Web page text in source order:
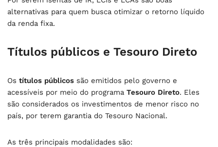
alternativas para quem busca otimizar o retorno líquido
da renda fixa.
Títulos públicos e Tesouro Direto
Os títulos públicos são emitidos pelo governo e
acessíveis por meio do programa Tesouro Direto. Eles
são considerados os investimentos de menor risco no
país, por terem garantia do Tesouro Nacional.
As três principais modalidades são: